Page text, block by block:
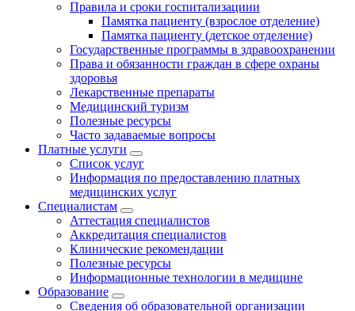
Правила и сроки госпитализациии
Памятка пациенту (взрослое отделение)
Памятка пациенту (детское отделение)
Государственные программы в здравоохранении
Права и обязанности граждан в сфере охраны
здоровья
Лекарственные препараты
Медицинский туризм
Полезные ресурсы
Часто задаваемые вопросы
Платные услуги
Список услуг
Информация по предоставлению платных
медицинских услуг
Специалистам
Аттестация специалистов
Аккредитация специалистов
Клинические рекомендации
Полезные ресурсы
Информационные технологии в медицине
Образование
Сведения об образовательной организации